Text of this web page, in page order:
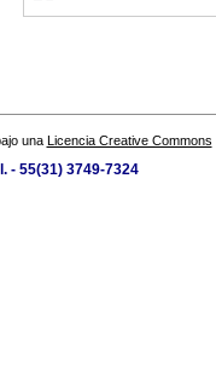
una Licencia Creative Commons
- 55(31) 3749-7324